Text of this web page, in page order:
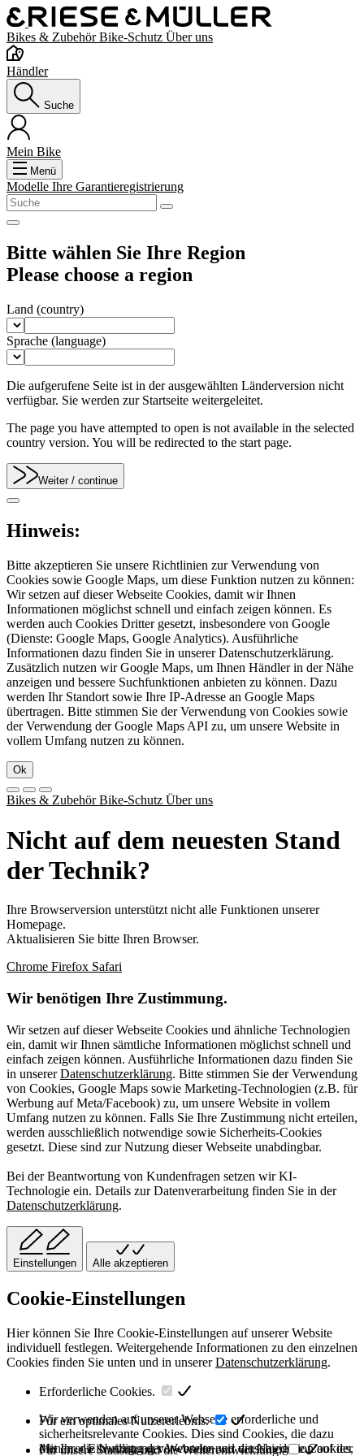
Bikes & ZubehörBike-Schutz Über uns
Händler
Suche
Mein Bike
Menü
Modelle Ihre Garantieregistrierung
Bitte wählen Sie Ihre Region
Please choose a region
Land (country)
Sprache (language)
Die aufgerufene Seite ist in der ausgewählten Länderversion nicht
verfügbar. Sie werden zur Startseite weitergeleitet.
The page you have attempted to open is not available in the selected
country version. You will be redirected to the start page.
Weiter / continue
Hinweis:
Bitte akzeptieren Sie unsere Richtlinien zur Verwendung von
Cookies sowie Google Maps, um diese Funktion nutzen zu können:
Wir setzen auf dieser Webseite Cookies, damit wir Ihnen
Informationen möglichst schnell und einfach zeigen können. Es
werden auch Cookies Dritter gesetzt, insbesondere von Google
(Dienste: Google Maps, Google Analytics). Ausführliche
Informationen dazu finden Sie in unserer Datenschutzerklärung.
Zusätzlich nutzen wir Google Maps, um Ihnen Händler in der Nähe
anzeigen und bessere Suchfunktionen anbieten zu können. Dazu
werden Ihr Standort sowie Ihre IP-Adresse an Google Maps
übertragen. Bitte stimmen Sie der Verwendung von Cookies sowie
der Verwendung der Google Maps API zu, um unsere Website in
vollem Umfang nutzen zu können.
Ok
Bikes & ZubehörBike-Schutz Über uns
Nicht auf dem neuesten Stand
der Technik?
Ihre Browserversion unterstützt nicht alle Funktionen unserer
Homepage.
Aktualisieren Sie bitte Ihren Browser.
Chrome Firefox Safari
Wir benötigen Ihre Zustimmung.
Wir setzen auf dieser Webseite Cookies und ähnliche Technologien
ein, damit wir Ihnen sämtliche Informationen möglichst schnell und
einfach zeigen können. Ausführliche Informationen dazu finden Sie
in unsererDatenschutzerklärung. Bitte stimmen Sie der Verwendung
von Cookies, Google Maps sowie Marketing-Technologien (z.B. für
Werbung auf Meta/Facebook) zu, um unsere Website in vollem
Umfang nutzen zu können. Falls Sie Ihre Zustimmung nicht erteilen,
werden ausschließlich notwendige sowie Sicherheits-Cookies
gesetzt. Diese sind zur Nutzung dieser Webseite unabdingbar.
Bei der Beantwortung von Kundenfragen setzen wir KI-
Technologie ein. Details zur Datenverarbeitung finden Sie in der
Datenschutzerklärung.
Einstellungen Alle akzeptieren
Cookie-Einstellungen
Hier können Sie Ihre Cookie-Einstellungen auf unserer Website
individuell festlegen. Weitergehende Informationen zu den einzelnen
Cookies finden Sie unten und in unsererDatenschutzerklärung.
Erforderliche Cookies.
Wir verwenden auf unserer Webseite erforderliche und
sicherheitsrelevante Cookies. Dies sind Cookies, die dazu
dienen, die Nutzung der Webseite und die Navigation auf der
Für ein optimales Nutzererlebnis.
Mit Ihrer Einwilligung verwenden wir verschiedene Cookies,
Für unsere Statistik und die Weiterentwicklung.